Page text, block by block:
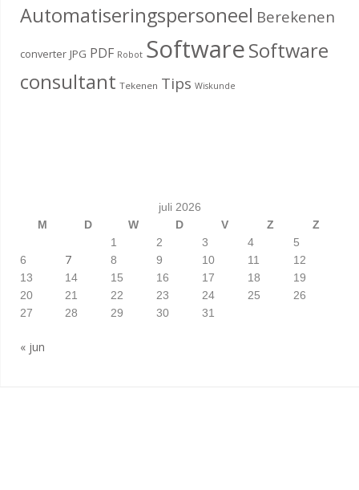
Automatiseringspersoneel Berekenen
converter JPG PDF Robot SoftwareSoftware
consultant Tekenen Tips Wiskunde
juli 2026
M
D W D V Z
Z
1
2 3 4
5
6
7 8 9 10 11
12
13
14 15 16 17 18
19
20
21 22 23 24 25
26
27
28 29 30 31
« jun